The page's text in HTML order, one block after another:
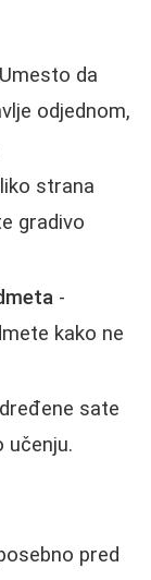
da
odjednom,
strana
gradivo
-
kako ne
sate
učenju.
pred